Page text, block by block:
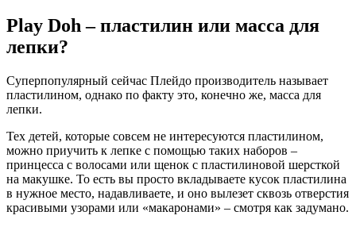
Play Doh – пластилин или масса для
лепки?
Суперпопулярный сейчас Плейдо производитель называет
пластилином, однако по факту это, конечно же, масса для
лепки.
Тех детей, которые совсем не интересуются пластилином,
можно приучить к лепке с помощью таких наборов –
принцесса с волосами или щенок с пластилиновой шерсткой
на макушке. То есть вы просто вкладываете кусок пластилина
в нужное место, надавливаете, и оно вылезет сквозь отверстия
красивыми узорами или «макаронами» – смотря как задумано.